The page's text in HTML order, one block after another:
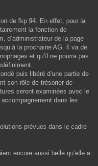
de fkp 94. En effet, pour la
la fonction de
d’administrateur de la page
la prochaine AG. Il va de
et qu’il ne pourra pas
puis libéré d’une partie de
son rôle de trésorier de
seront examinées avec le
dans les
prévues dans le cadre
encore aussi belle qu’elle a